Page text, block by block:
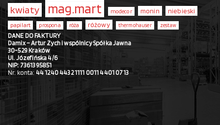
kwiaty mag.mart modecor monin niebieski
papilart prospona róża różowy thermohauser zestaw
DANE DO FAKTURY
Damix – Artur Zych i wspólnicy Spółka Jawna
30-529 Kraków
Ul. Józefińska 4/6
NIP: 7361395851
Nr. konta: 44 1240 4432 1111 0011 4401 0713